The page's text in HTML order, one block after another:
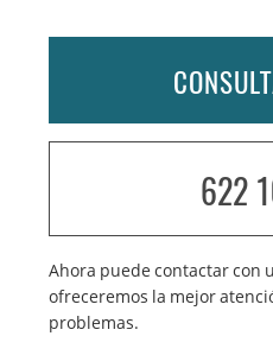
622
Ahora puede contactar con
ofreceremos la mejor
problemas.